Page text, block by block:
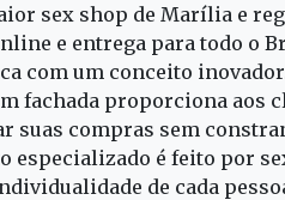
sex shop de Marília e
e entrega para todo o
com um conceito
fachada proporciona aos
suas compras sem
especializado é feito por
de cada